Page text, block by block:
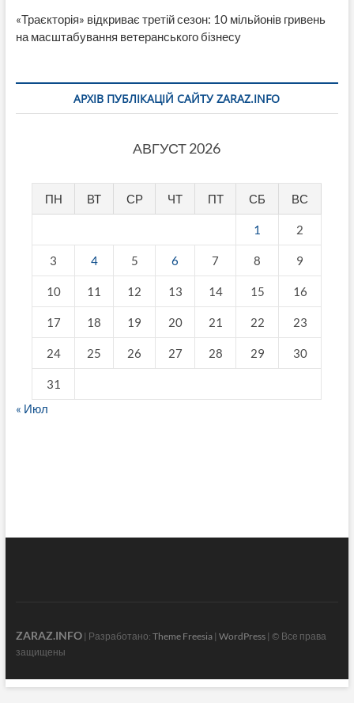
«Траєкторія» відкриває третій сезон: 10 мільйонів гривень
на масштабування ветеранського бізнесу
АРХІВ ПУБЛІКАЦІЙ САЙТУ ZARAZ.INFO
АВГУСТ 2026
ПН ВТ СР ЧТ ПТ СБ ВС
1 2
3 4 5 6 7 8 9
10 11 12 13 14 15 16
17 18 19 20 21 22 23
24 25 26 27 28 29 30
31
« Июл
ZARAZ.INFO| Разработано: Theme Freesia| WordPress| © Все права
защищены